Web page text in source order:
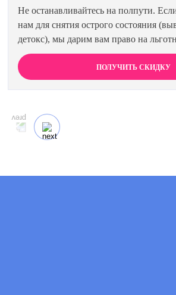
Не останавливайтесь на полпути.
нам для снятия острого состояния
детокс), мы дарим вам право на
Просто предъявите документ об
процедуры, и получите скидку 15%
кодирования в нашей клинике. Ваш
ПОЛУЧИТЬ СКИДКУ